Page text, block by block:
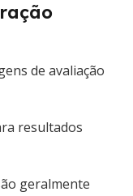
de avaliação
resultados
geralmente